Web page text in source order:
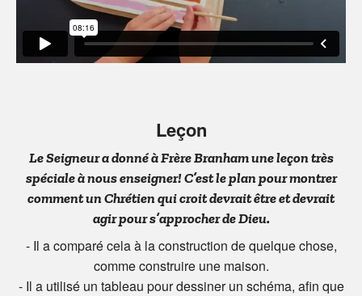
Leçon
Le Seigneur a donné à Frère Branham une leçon très
spéciale à nous enseigner! C’est le plan pour montrer
comment un Chrétien qui croit devrait être et devrait
agir pour s’approcher de Dieu.
- Il a comparé cela à la construction de quelque chose,
comme construire une maison.
- Il a utilisé un tableau pour dessiner un schéma, afin que